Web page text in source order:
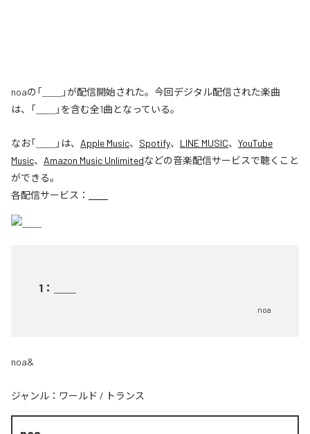
noaの「＿＿」が配信開始された。今回デジタル配信された楽曲
は、「＿＿」を含む全1曲となっている。
なお「 」は、 Apple Music、 Spotify、 LINE MUSIC、 YouTube
Music、 Amazon Music Unlimitedなどの音楽配信サービスで聴くこと
ができる。
各配信サービス：
1 ：
noa
noa&
ジャンル： ワールド / トランス